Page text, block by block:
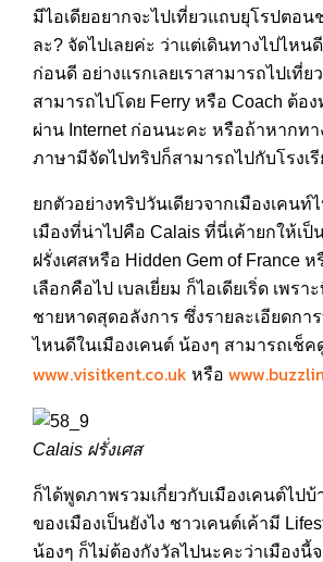
มีไอเดียอยากจะไปเที่ยวแถบยุโรปตอ
ละ? จัดไปเลยค่ะ ว่าแต่เดินทางไปไหน
ก่อนดี อย่างแรกเลยเราสามารถไปเที่ย
สามารถไปโดย Ferry หรือ Coach ต้อ
ผ่าน Internet ก่อนนะคะ หรือถ้าหากทา
ภาษามีจัดไปทริปก็สามารถไปกับโรงเรี
ยกตัวอย่างทริปวันเดียวจากเมืองเคนท์
เมืองที่น่าไปคือ Calais ที่นี่เค้ายกให้เป็
ฝรั่งเศสหรือ Hidden Gem of France
เลือกคือไป เบลเยี่ยม ก็ไอเดียเริ่ด เพรา
ชายหาดสุดอลังการ ซึ่งรายละเอียดกา
ไหนดีในเมืองเคนต์ น้องๆ สามารถเช็ค
www.visitkent.co.uk หรือ
Calais ฝรั่งเศส
ก็ได้พูดภาพรวมเกี่ยวกับเมืองเคนต์ไป
ของเมืองเป็นยังไง ชาวเคนต์เค้ามี
น้องๆ ก็ไม่ต้องกังวัลไปนะคะว่าเมืองนี้จ